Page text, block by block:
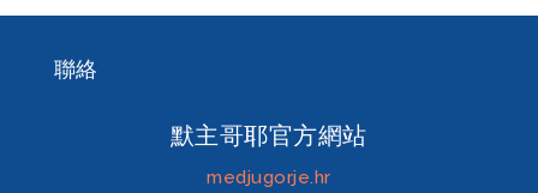
聯絡
默主哥耶官方網站
medjugorje.hr